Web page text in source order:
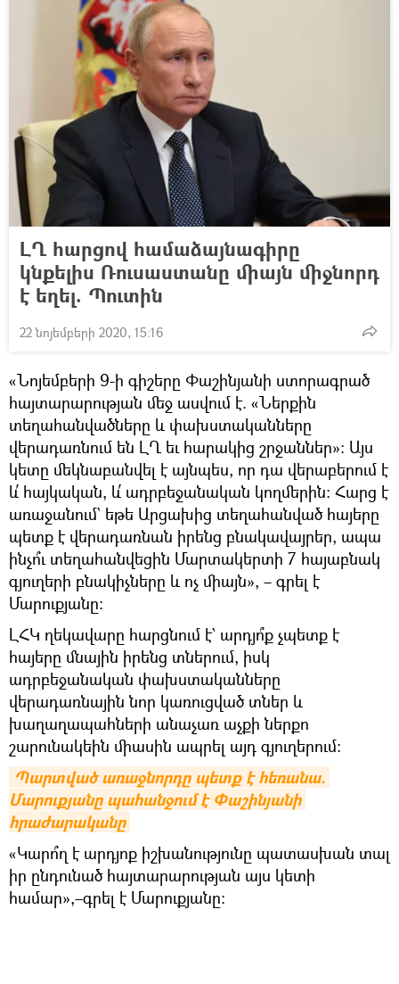
ԼՂ հարցով համաձայնագիրը
կնքելիս Ռուսաստանը միայն միջնորդ
է եղել. Պուտին
22 նոյեմբերի 2020, 15:16
«Նոյեմբերի 9-ի գիշերը Փաշինյանի ստորագրած
հայտարարության մեջ ասվում է. «Ներքին
տեղահանվածները և փախստականները
վերադառնում են ԼՂ եւ հարակից շրջաններ»: Այս
կետը մեկնաբանվել է այնպես, որ դա վերաբերում է
և՛ հայկական, և՛ ադրբեջանական կողմերին։ Հարց է
առաջանում` եթե Արցախից տեղահանված հայերը
պետք է վերադառնան իրենց բնակավայրեր, ապա
ինչո՞ւ տեղահանվեցին Մարտակերտի 7 հայաբնակ
գյուղերի բնակիչները և ոչ միայն», – գրել է
Մարուքյանը։
ԼՀԿ ղեկավարը հարցնում է` արդյո՞ք չպետք է
հայերը մնային իրենց տներում, իսկ
ադրբեջանական փախստականները
վերադառնային նոր կառուցված տներ և
խաղաղապահների անաչառ աչքի ներքո
շարունակեին միասին ապրել այդ գյուղերում։
Պարտված առաջնորդը պետք է հեռանա.
Մարուքյանը պահանջում է Փաշինյանի
հրաժարականը
«Կարո՞ղ է արդյոք իշխանությունը պատասխան տալ
իր ընդունած հայտարարության այս կետի
համար»,–գրել է Մարուքյանը։